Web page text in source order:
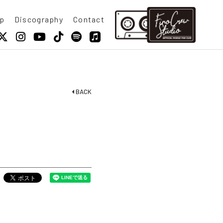
Discography Contact
BACK